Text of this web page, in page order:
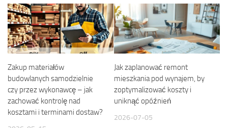
Zakup materiałów
budowlanych samodzielnie
czy przez wykonawcę – jak
zachować kontrolę nad
kosztami i terminami dostaw?
Jak zaplanować remont
mieszkania pod wynajem, by
zoptymalizować koszty i
uniknąć opóźnień
2026-07-05